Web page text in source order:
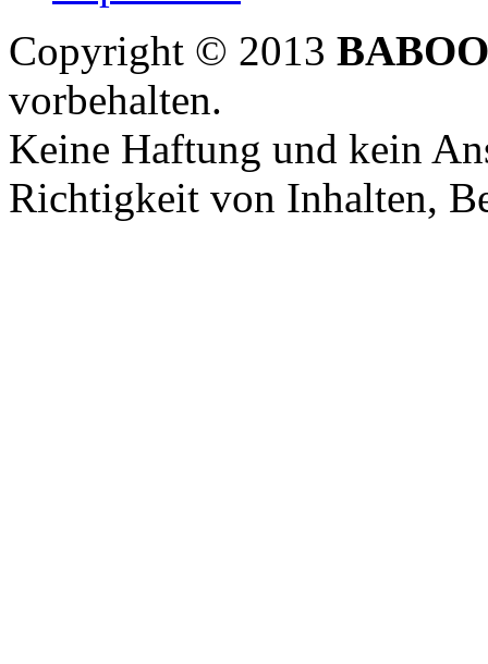
Copyright © 2013
vorbehalten.
Keine Haftung und kein
Richtigkeit von Inhalten,